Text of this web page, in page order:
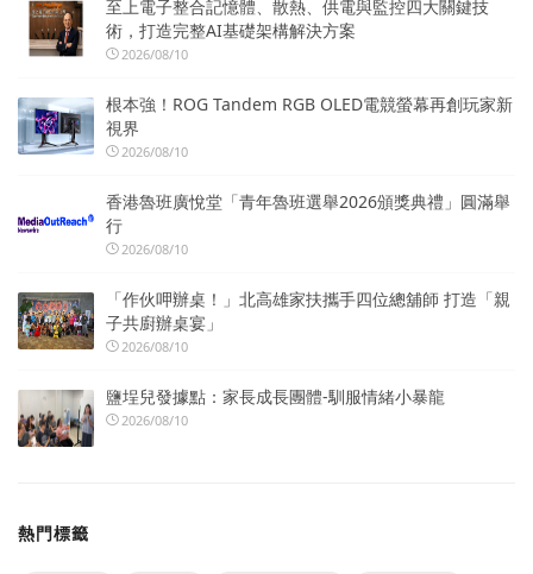
至上電子整合記憶體、散熱、供電與監控四大關鍵技
術，打造完整AI基礎架構解決方案
2026/08/10
根本強！ROG Tandem RGB OLED電競螢幕再創玩家新
視界
2026/08/10
香港魯班廣悅堂「青年魯班選舉2026頒獎典禮」圓滿舉
行
2026/08/10
「作伙呷辦桌！」北高雄家扶攜手四位總舖師 打造「親
子共廚辦桌宴」
2026/08/10
鹽埕兒發據點：家長成長團體-馴服情緒小暴龍
2026/08/10
熱門標籤